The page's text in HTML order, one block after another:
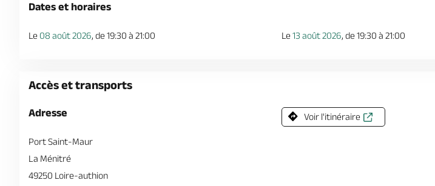
Dates et horaires
Le 08 août 2026, de 19:30 à 21:00 Le13 août 2026, de 19:30 à 21:00
Accès et transports
Adresse
Port Saint-Maur
La Ménitré
49250 Loire-authion
Voir l'itinéraire